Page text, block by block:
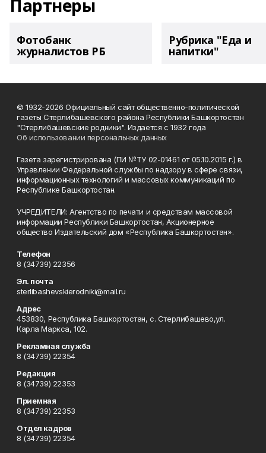
Партнеры
Фотобанк
журналистов РБ
Рубрика "Еда и
напитки"
© 1932-2026 Официальный сайт общественно-политической
газеты Стерлибашевского района Республики Башкортостан
"Стерлибашевские родники". Издается с 1932 года
Об использовании персональных данных
Газета зарегистрирована (ПИ №ТУ 02-01461 от 05.10.2015 г.) в
Управлении Федеральной службы по надзору в сфере связи,
информационных технологий и массовых коммуникаций по
Республике Башкортостан.
УЧРЕДИТЕЛИ: Агентство по печати и средствам массовой
информации Республики Башкортостан, Акционерное
общество Издательский дом «Республика Башкортостан».
Телефон
8 (34739) 22356
Эл. почта
sterlibashevskierodniki@mail.ru
Адрес
453830, Республика Башкортостан, c. Стерлибашево,ул.
Карла Маркса, 102.
Рекламная служба
8 (34739) 22354
Редакция
8 (34739) 22353
Приемная
8 (34739) 22353
Отдел кадров
8 (34739) 22354